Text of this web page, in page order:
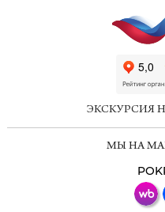
ЭКСКУРСИЯ
МЫ НА